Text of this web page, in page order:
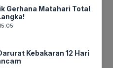
diedit baik
Gerhana Matahari Total
Kebakaran 12 Hari